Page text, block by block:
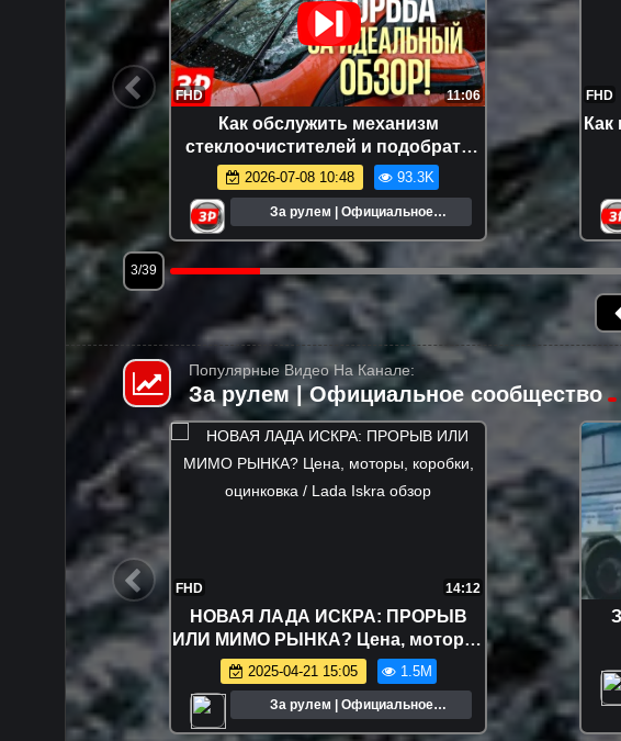
FHD 11:06
Как обслужить механизм
стеклоочистителей и подобрать
качественные дворники?
2026-07-08 10:48 93.3K
За рулем | Официальное
FHD
3/39
Популярные Видео На Канале:
За рулем | Официальное сообщество
FHD 2:10
Первое видео с конвейера завода
Москвич
2022-11-23 20:18 1.0M
За рулем | Официальное
FHD